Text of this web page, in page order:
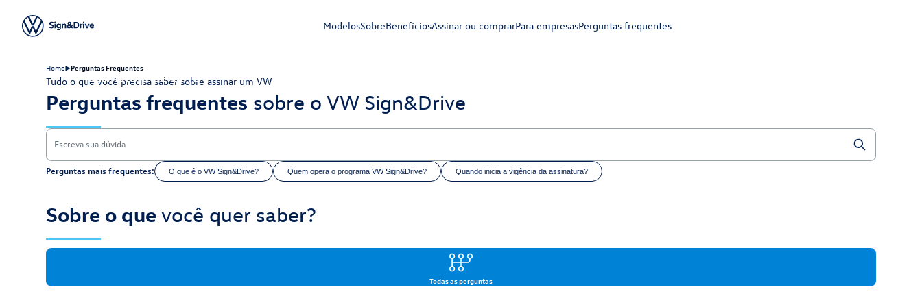
ModelosSobreBenefíciosAssinar ou comprarPara empresasPerguntas frequentes
assinatura de carro
Home Perguntas Frequentes
Perguntas frequentes sobre o VW Sign&Drive
Tudo o que você precisa saber sobre assinar um VW
Escreva sua dúvida
Perguntas mais frequentes: O que é o VW Sign&Drive? Quem opera o programa VW Sign&Drive? Quando inicia a vigência da assinatura?
Sobre o que você quer saber?
Todas as perguntas